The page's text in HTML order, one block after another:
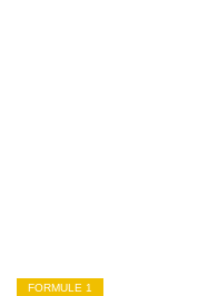
FORMULE 1